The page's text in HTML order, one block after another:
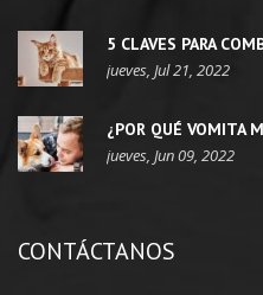
5 CLAVES PARA
jueves, Jul 21, 2022
¿POR QUÉ VOMITA
jueves, Jun 09, 2022
CONTÁCTANOS